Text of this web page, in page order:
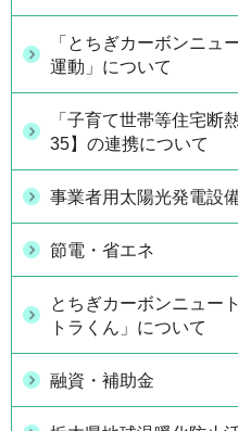
「とちぎカーボンニュ
運動」について
「子育て世帯等住宅断
35】の連携について
事業者用太陽光発電設
節電・省エネ
とちぎカーボンニュー
トラくん」について
融資・補助金